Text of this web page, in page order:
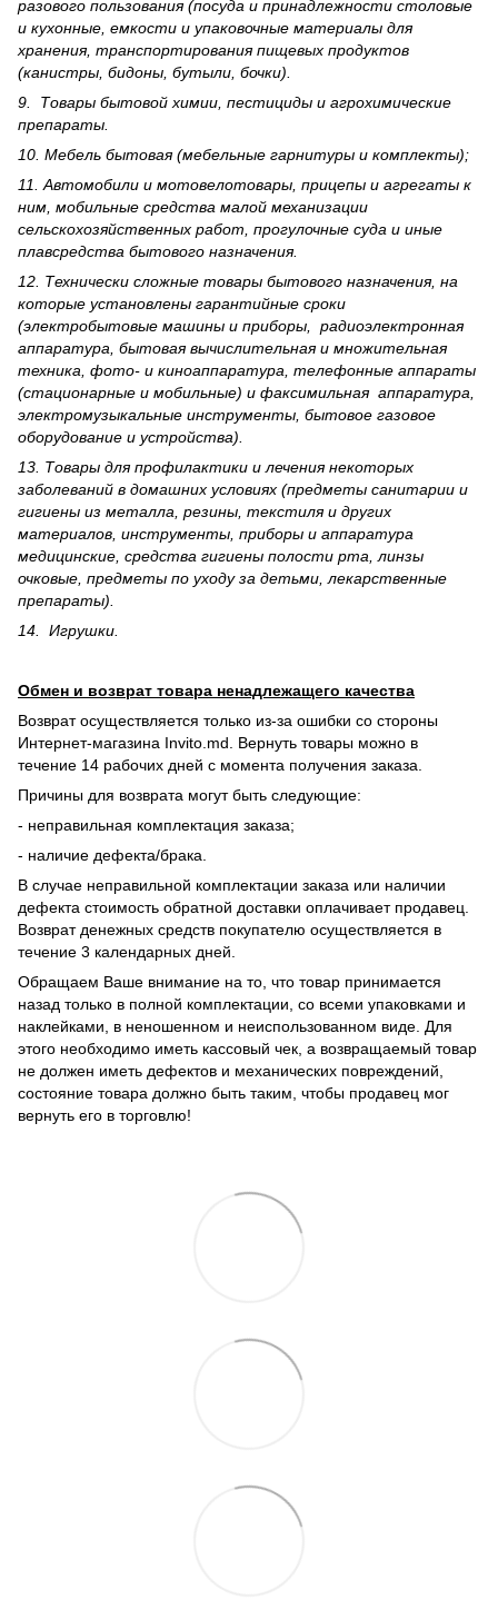
разового пользования (посуда и принадлежности столовые
и кухонные, емкости и упаковочные материалы для
хранения, транспортирования пищевых продуктов
(канистры, бидоны, бутыли, бочки).
9. Товары бытовой химии, пестициды и агрохи­мические
препараты.
10. Мебель бытовая (мебельные гарнитуры и комплекты);
11. Автомобили и мотовелотовары, прицепы и агрегаты к
ним, мобильные средства малой механизации
сельскохозяйственных работ, прогулочные суда и иные
плавсредства бытового назначения.
12. Технически сложные товары бытового назна­чения, на
которые установлены гарантийные сроки
(электробытовые машины и приборы, радиоэлектронная
аппаратура, бытовая вычислительная и множительная
техника, фото- и киноаппаратура, телефонные аппараты
(стационарные и мобильные) и факсимильная аппаратура,
электрому­зыкальные инструменты, бытовое газовое
оборудование и устройства).
13. Товары для профилактики и лечения некоторых
заболеваний в домашних условиях (предметы санитарии и
гигиены из металла, резины, текстиля и других
материалов, инструменты, приборы и аппаратура
медицинские, средства гигиены полости рта, линзы
очковые, предметы по уходу за детьми, лекарственные
препараты).
14. Игрушки.
Обмен и возврат товара ненадлежащего качества
Возврат осуществляется только из-за ошибки со стороны
Интернет-магазина Invito.md. Вернуть товары можно в
течение 14 рабочих дней с момента получения заказа.
Причины для возврата могут быть следующие:
- неправильная комплектация заказа;
- наличие дефекта/брака.
В случае неправильной комплектации заказа или наличии
дефекта стоимость обратной доставки оплачивает продавец.
Возврат денежных средств покупателю осуществляется в
течение 3 календарных дней.
Обращаем Ваше внимание на то, что товар принимается
назад только в полной комплектации, со всеми упаковками и
наклейками, в неношенном и неиспользованном виде. Для
этого необходимо иметь кассовый чек, а возвращаемый товар
не должен иметь дефектов и механических повреждений,
состояние товара должно быть таким, чтобы продавец мог
вернуть его в торговлю!